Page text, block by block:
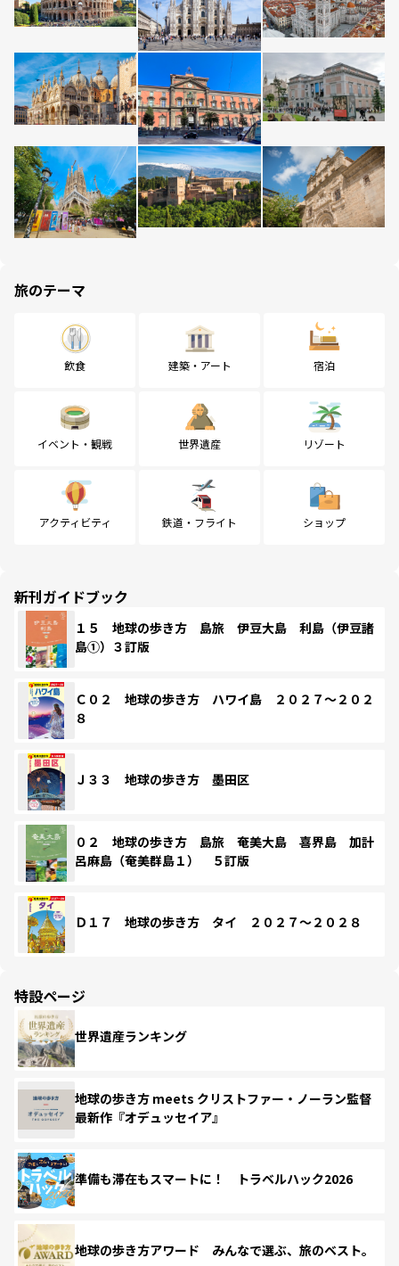
旅のテーマ
飲食 建築・アート 宿泊
イベント・観戦 世界遺産 リゾート
アクティビティ 鉄道・フライト ショップ
新刊ガイドブック
１５ 地球の歩き方 島旅 伊豆大島 利島（伊豆諸
島①）３訂版
Ｃ０２ 地球の歩き方 ハワイ島 ２０２７～２０２
８
Ｊ３３ 地球の歩き方 墨田区
０２ 地球の歩き方 島旅 奄美大島 喜界島 加計
呂麻島（奄美群島１） ５訂版
Ｄ１７ 地球の歩き方 タイ ２０２７～２０２８
特設ページ
世界遺産ランキング
地球の歩き方 meets クリストファー・ノーラン監督
最新作『オデュッセイア』
準備も滞在もスマートに！ トラベルハック2026
地球の歩き方アワード みんなで選ぶ、旅のベスト。